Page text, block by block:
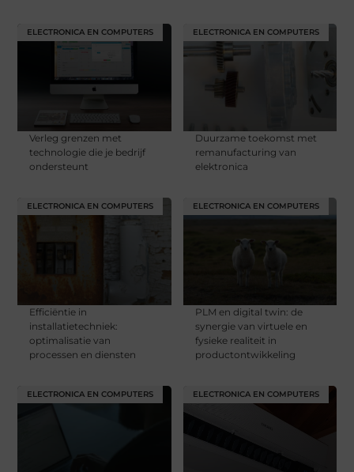
ELECTRONICA EN COMPUTERS
Verleg grenzen met
technologie die je bedrijf
ondersteunt
ELECTRONICA EN COMPUTERS
Duurzame toekomst met
remanufacturing van
elektronica
ELECTRONICA EN COMPUTERS
Efficiëntie in
installatietechniek:
optimalisatie van
processen en diensten
ELECTRONICA EN COMPUTERS
PLM en digital twin: de
synergie van virtuele en
fysieke realiteit in
productontwikkeling
ELECTRONICA EN COMPUTERS ELECTRONICA EN COMPUTERS